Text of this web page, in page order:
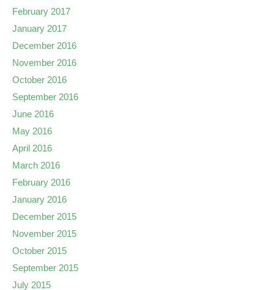
February 2017
January 2017
December 2016
November 2016
October 2016
September 2016
June 2016
May 2016
April 2016
March 2016
February 2016
January 2016
December 2015
November 2015
October 2015
September 2015
July 2015